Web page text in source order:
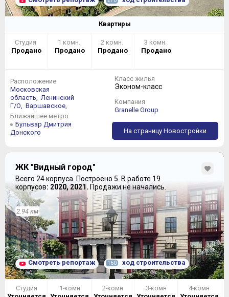
Квартиры
Студия
Продано
1 комн.
Продано
2 комн.
Продано
3 комн.
Продано
Расположение
Московская
область, Ленинский
Г/О, Варшавское,
Ближайшее метро
Бульвар Дмитрия
Донского
Класс жилья
Эконом-класс
Компания
Granelle Group
На страницу Новостройки
ЖК "Видный город"
Всего 24 корпуса. Построено 5. В работе 19
корпусов: 2020, 2021. Продажи не начались.
2.94 км
Смотреть репортаж 160 ход строительства
Студия
1-комн
2-комн
3-комн
4-комн